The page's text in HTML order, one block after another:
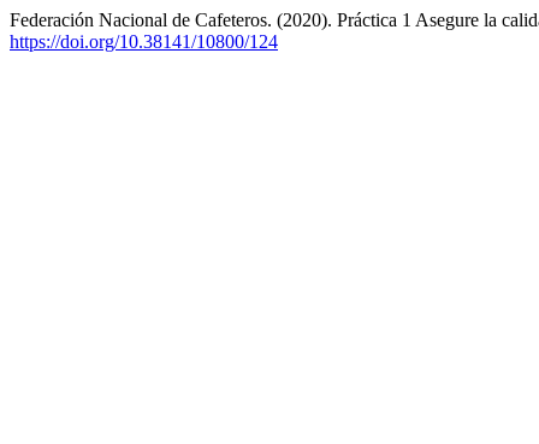
Federación Nacional de Cafeteros. (2020). Práctica 1 Asegure la
https://doi.org/10.38141/10800/124